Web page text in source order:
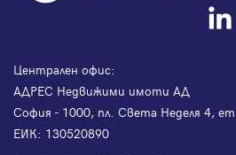
Централен офис:
АДРЕС Недвижими имоти АД
София - 1000, пл. Света Неделя 4,
ЕИК: 130520890